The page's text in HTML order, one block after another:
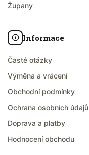
Župany
Informace
Časté otázky
Výměna a vrácení
Obchodní podmínky
Ochrana osobních údajů
Doprava a platby
Hodnocení obchodu